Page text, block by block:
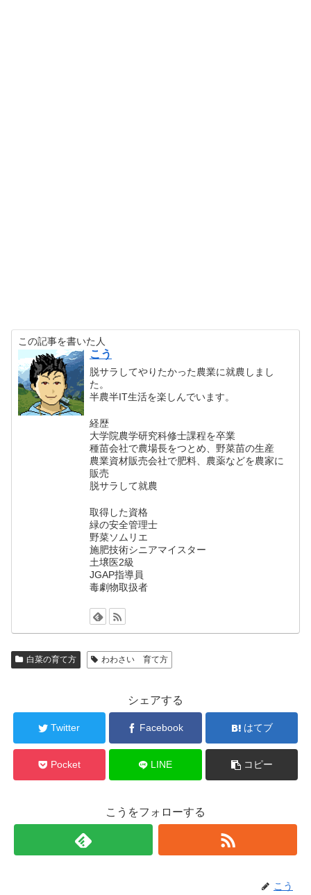
この記事を書いた人
こう
脱サラしてやりたかった農業に就農しまし
た。
半農半IT生活を楽しんでいます。
経歴
大学院農学研究科修士課程を卒業
種苗会社で農場長をつとめ、野菜苗の生産
農業資材販売会社で肥料、農薬などを農家に
販売
脱サラして就農
取得した資格
緑の安全管理士
野菜ソムリエ
施肥技術シニアマイスター
土壌医2級
JGAP指導員
毒劇物取扱者
白菜の育て方 わわさい 育て方
シェアする
Twitter Facebook はてブ
Pocket LINE コピー
こうをフォローする
こう